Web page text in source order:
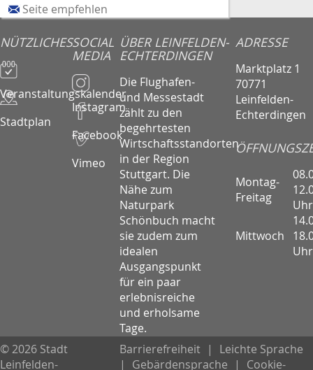
Seite empfehlen
NÜTZLICHES
Veranstaltungskalender
Stadtplan
SOCIAL
MEDIA
Instagram
Facebook
Vimeo
ÜBER LEINFELDEN-
ECHTERDINGEN
Die Flughafen-
und Messestadt
zählt zu den
begehrtesten
Wirtschaftsstandorten
in der Region
Stuttgart. Die
Nähe zum
Naturpark
Schönbuch macht
sie zudem zum
idealen
Ausgangspunkt
für ein paar
erlebnisreiche
und erholsame
Tage.
ADRESSE
Marktplatz 1
70771
Leinfelden-
Echterdingen
Montag-
Freitag
Uhr
Mittwoch
Uhr
© 2026 Stadt
Leinfelden-
Barrierefreiheit |
Leichte Sprache
|
Gebärdensprache | Cookie-